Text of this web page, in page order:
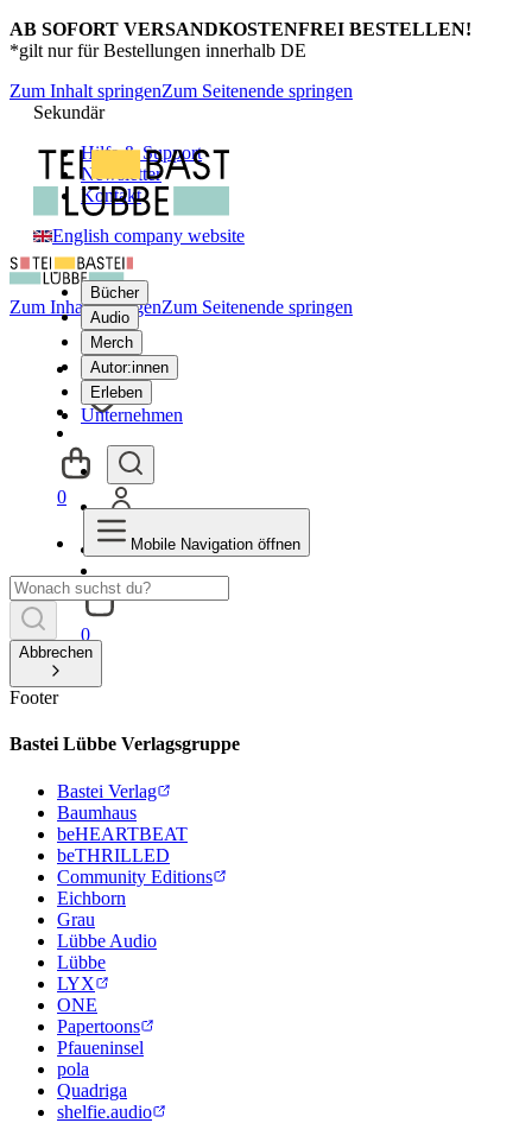
AB SOFORT VERSANDKOSTENFREI BESTELLEN!
*gilt nur für Bestellungen innerhalb DE
Zum Inhalt springenZum Seitenende springen
Sekundär
Hilfe & Support
Newsletter
Kontakt
English company website
Bücher
Audio
Merch
Autor:innen
Erleben
Unternehmen
0
Zum Inhalt springenZum Seitenende springen
0
Mobile Navigation öffnen
Abbrechen
Footer
Bastei Lübbe Verlagsgruppe
Bastei Verlag
Baumhaus
beHEARTBEAT
beTHRILLED
Community Editions
Eichborn
Grau
Lübbe Audio
Lübbe
LYX
ONE
Papertoons
Pfaueninsel
pola
Quadriga
shelfie.audio